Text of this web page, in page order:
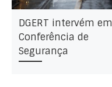
DGERT intervém em
Conferência de
Segurança